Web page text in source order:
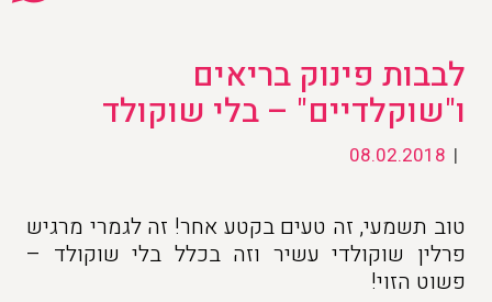
לבבות פינוק בריאים
ו"שוקלדיים" – בלי שוקולד
|
08.02.2018
טוב תשמעי, זה טעים בקטע אחר! זה לגמרי מרגיש
פרלין שוקולדי עשיר וזה בכלל בלי שוקולד –
פשוט הזוי!